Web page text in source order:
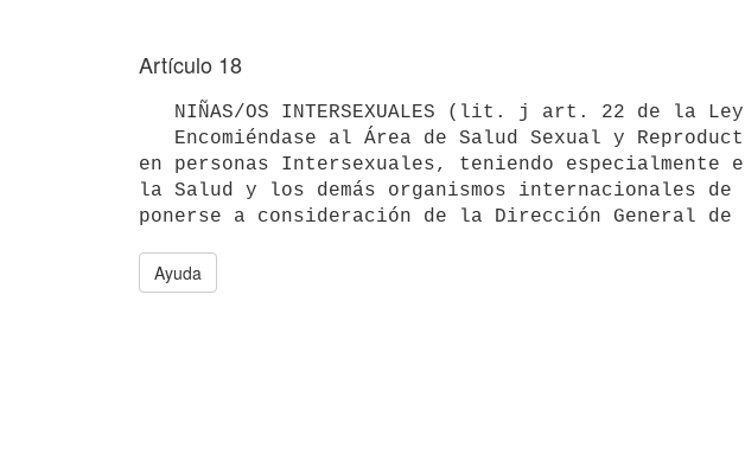
Artículo 18
en personas Intersexuales, teniendo especialmente
la Salud y los demás organismos internacionales de
Ayuda